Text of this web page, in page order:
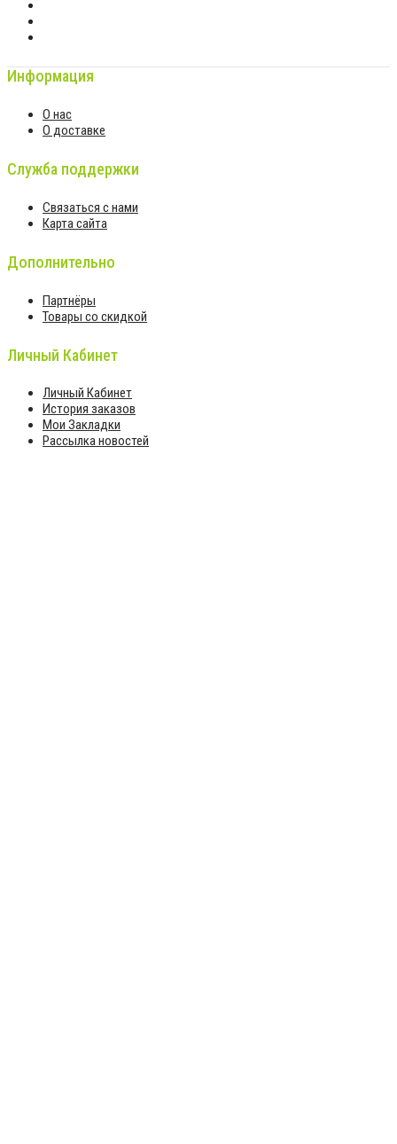
Информация
О нас
О доставке
Служба поддержки
Связаться с нами
Карта сайта
Дополнительно
Партнёры
Товары со скидкой
Личный Кабинет
Личный Кабинет
История заказов
Мои Закладки
Рассылка новостей